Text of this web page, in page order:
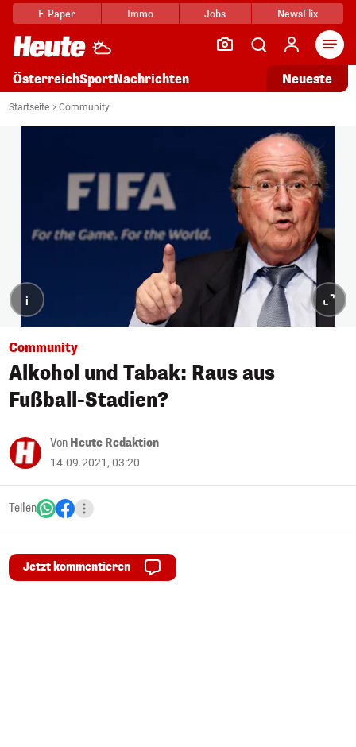
E-Paper Immo Jobs NewsFlix
ÖsterreichSportNachrichten Neueste
Startseite Community
i
Community
Alkohol und Tabak: Raus aus
Fußball-Stadien?
Von Heute Redaktion
14.09.2021, 03:20
Teilen
Jetzt kommentieren